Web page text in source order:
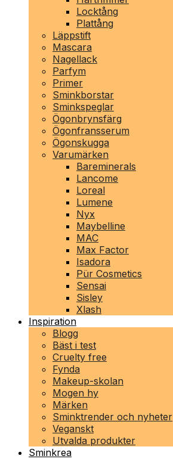
Locktång
Plattång
Läppstift
Mascara
Nagellack
Parfym
Primer
Sminkborstar
Sminkspeglar
Ögonbrynsfärg
Ögonfransserum
Ögonskugga
Varumärken
Bareminerals
Lancome
Loreal
Lumene
Nyx
Maybelline
MAC
Max Factor
Isadora
Pür Cosmetics
Sensai
Sisley
Xlash
Inspiration
Blogg
Bäst i test
Cruelty free
Fynda
Makeup-skolan
Mogen hy
Märken
Sminktrender och nyheter
Veganskt
Utvalda produkter
Sminkrea